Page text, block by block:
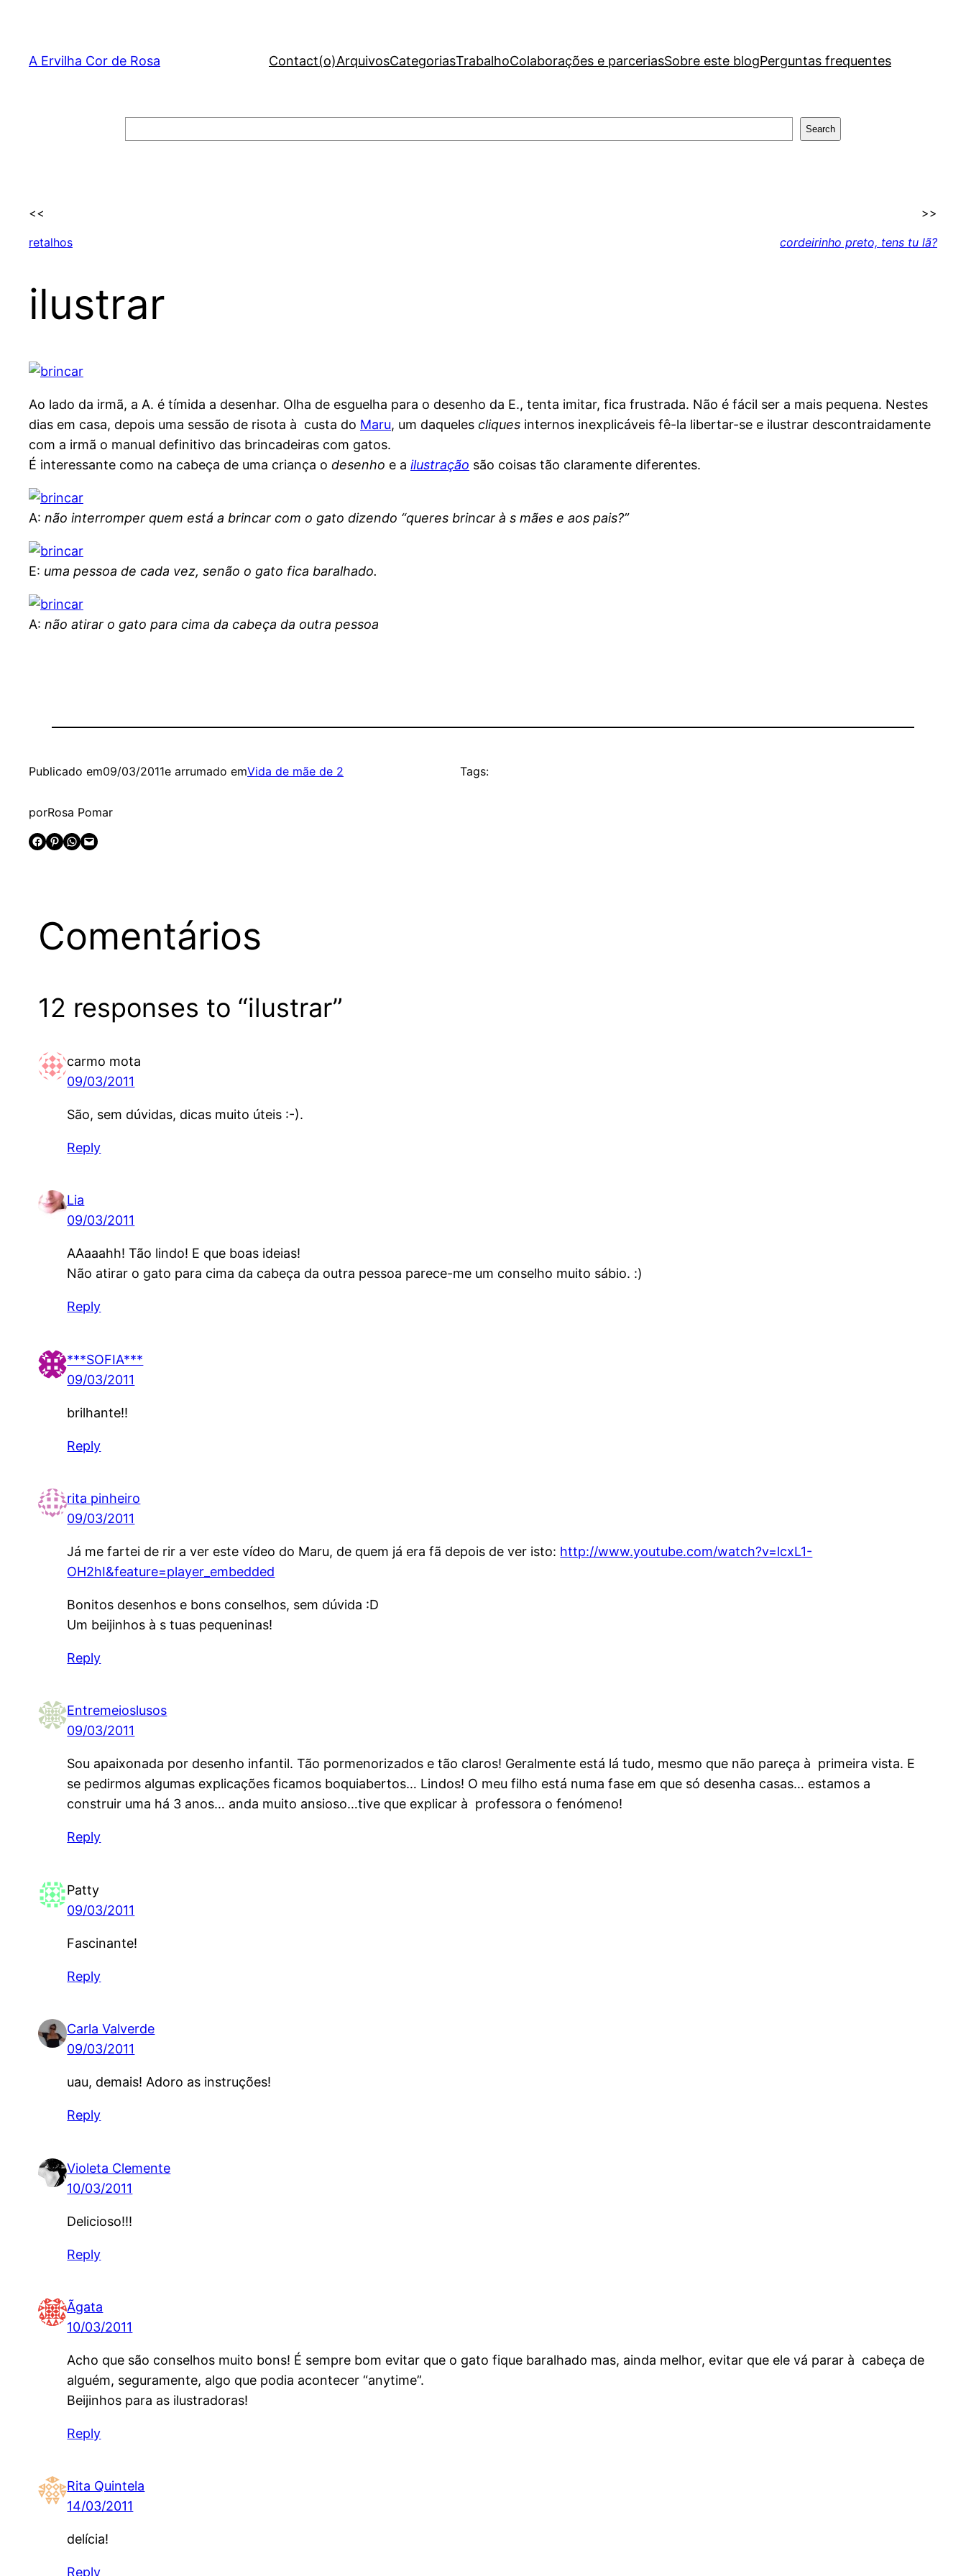
content
A Ervilha Cor de Rosa Contact(o)ArquivosCategoriasTrabalhoColaborações e parceriasSobre este blogPerguntas frequentes
Search
<<
retalhos
>>
cordeirinho preto, tens tu lã?
ilustrar
Ao lado da irmã, a A. é tímida a desenhar. Olha de esguelha para o desenho da E., tenta imitar, fica frustrada. Não é fácil ser a mais pequena. Nestes
dias em casa, depois uma sessão de risota à custa do Maru, um daqueles cliques internos inexplicáveis fê-la libertar-se e ilustrar descontraidamente
com a irmã o manual definitivo das brincadeiras com gatos.
É interessante como na cabeça de uma criança o desenho e a ilustração são coisas tão claramente diferentes.
A: não interromper quem está a brincar com o gato dizendo “queres brincar à s mães e aos pais?”
E: uma pessoa de cada vez, senão o gato fica baralhado.
A: não atirar o gato para cima da cabeça da outra pessoa
Publicado em09/03/2011e arrumado emVida de mãe de 2
porRosa Pomar
Share on Facebook
Share on Pinterest Share on WhatsApp Email this Page
Tags:
Comentários
12 responses to “ilustrar”
carmo mota
09/03/2011
São, sem dúvidas, dicas muito úteis :-).
Reply
Lia
09/03/2011
AAaaahh! Tão lindo! E que boas ideias!
Não atirar o gato para cima da cabeça da outra pessoa parece-me um conselho muito sábio. :)
Reply
***SOFIA***
09/03/2011
brilhante!!
Reply
rita pinheiro
09/03/2011
Já me fartei de rir a ver este vídeo do Maru, de quem já era fã depois de ver isto: http://www.youtube.com/watch?v=lcxL1-
OH2hI&feature=player_embedded
Bonitos desenhos e bons conselhos, sem dúvida :D
Um beijinhos à s tuas pequeninas!
Reply
Entremeioslusos
09/03/2011
Sou apaixonada por desenho infantil. Tão pormenorizados e tão claros! Geralmente está lá tudo, mesmo que não pareça à primeira vista. E
se pedirmos algumas explicações ficamos boquiabertos… Lindos! O meu filho está numa fase em que só desenha casas… estamos a
construir uma há 3 anos… anda muito ansioso…tive que explicar à professora o fenómeno!
Reply
Patty
09/03/2011
Fascinante!
Reply
Carla Valverde
09/03/2011
uau, demais! Adoro as instruções!
Reply
Violeta Clemente
10/03/2011
Delicioso!!!
Reply
Ãgata
10/03/2011
Acho que são conselhos muito bons! É sempre bom evitar que o gato fique baralhado mas, ainda melhor, evitar que ele vá parar à cabeça de
alguém, seguramente, algo que podia acontecer “anytime”.
Beijinhos para as ilustradoras!
Reply
Rita Quintela
14/03/2011
delícia!
Reply